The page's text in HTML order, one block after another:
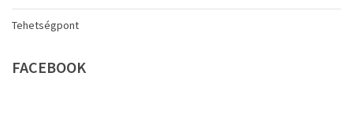
Tehetségpont
FACEBOOK